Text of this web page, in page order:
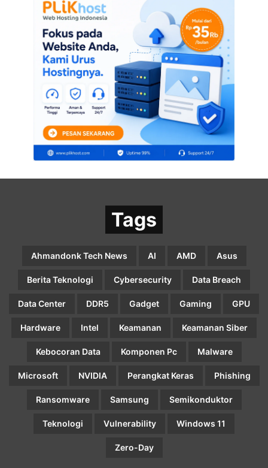
Tags
Ahmandonk Tech News AI AMD Asus
Berita Teknologi Cybersecurity Data Breach
Data Center DDR5 Gadget Gaming GPU
Hardware Intel Keamanan Keamanan Siber
Kebocoran Data Komponen Pc Malware
Microsoft NVIDIA Perangkat Keras Phishing
Ransomware Samsung Semikonduktor
Teknologi Vulnerability Windows 11
Zero-Day